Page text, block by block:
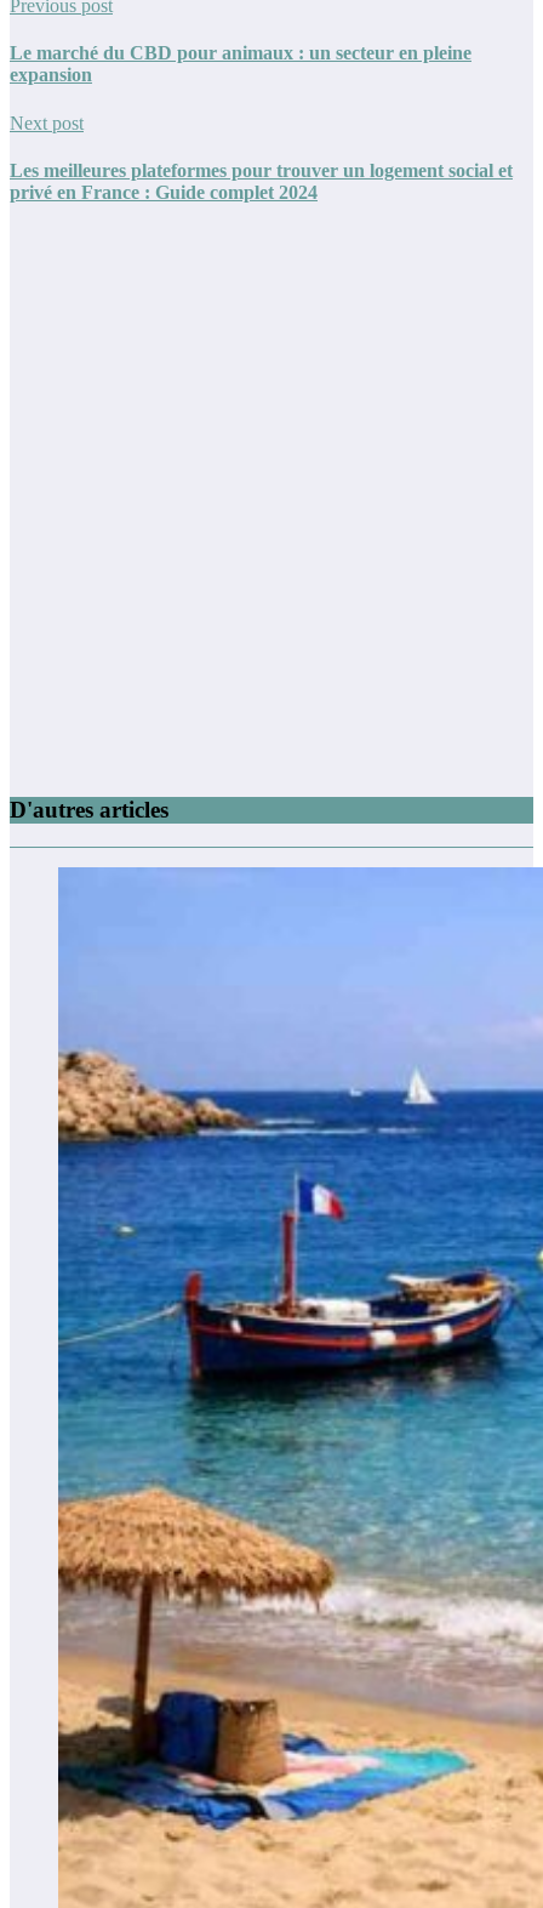
Previous post
Le marché du CBD pour animaux : un secteur en pleine
expansion
Next post
Les meilleures plateformes pour trouver un logement social et
privé en France : Guide complet 2024
D'autres articles